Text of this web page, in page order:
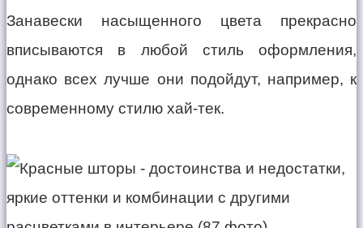
Занавески насыщенного цвета прекрасно
вписываются в любой стиль оформления,
однако всех лучше они подойдут, например, к
современному стилю хай-тек.